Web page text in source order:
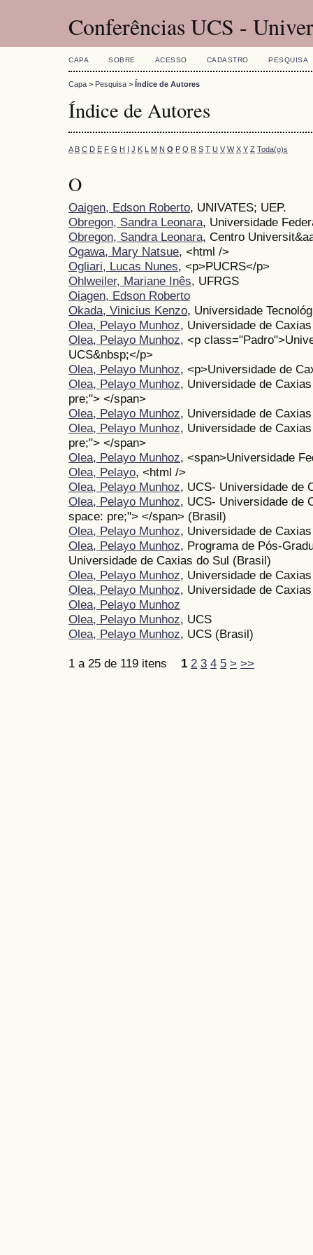
Conferências UCS -
CAPA SOBRE ACESSO CADASTRO PESQUISA
Capa > Pesquisa > Índice de Autores
Índice de Autores
A B C D E F G H I J K L M N O P Q R S T U V W X Y Z Toda(o)s
O
Oaigen, Edson Roberto, UNIVATES; UEP.
Obregon, Sandra Leonara, Universidade
Obregon, Sandra Leonara, Centro
Ogawa, Mary Natsue, <html />
Ogliari, Lucas Nunes, <p>PUCRS</p>
Ohlweiler, Mariane Inês, UFRGS
Oiagen, Edson Roberto
Okada, Vinicius Kenzo, Universidade
Olea, Pelayo Munhoz, Universidade de
Olea, Pelayo Munhoz, <p
UCS&nbsp;</p>
Olea, Pelayo Munhoz, <p>Universidade de
Olea, Pelayo Munhoz, Universidade de
pre;"> </span>
Olea, Pelayo Munhoz, Universidade de
Olea, Pelayo Munhoz, Universidade de
pre;"> </span>
Olea, Pelayo Munhoz, <span>Universidade
Olea, Pelayo, <html />
Olea, Pelayo Munhoz, UCS- Universidade de
Olea, Pelayo Munhoz, UCS- Universidade de
space: pre;"> </span> (Brasil)
Olea, Pelayo Munhoz, Universidade de
Olea, Pelayo Munhoz, Programa de Pós-
Universidade de Caxias do Sul (Brasil)
Olea, Pelayo Munhoz, Universidade de
Olea, Pelayo Munhoz, Universidade de
Olea, Pelayo Munhoz
Olea, Pelayo Munhoz, UCS
Olea, Pelayo Munhoz, UCS (Brasil)
1 a 25 de 119 itens 1 2 3 4 5 > >>